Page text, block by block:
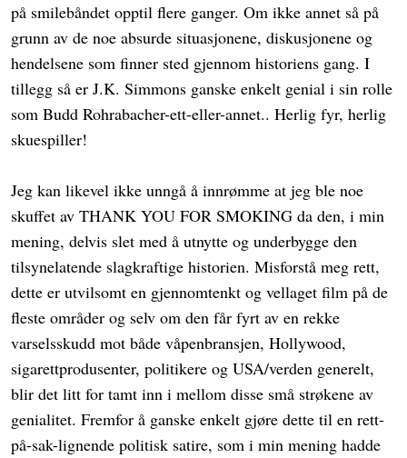
på smilebåndet opptil flere ganger. Om ikke annet så på
grunn av de noe absurde situasjonene, diskusjonene og
hendelsene som finner sted gjennom historiens gang. I
tillegg så er J.K. Simmons ganske enkelt genial i sin rolle
som Budd Rohrabacher-ett-eller-annet.. Herlig fyr, herlig
skuespiller!
Jeg kan likevel ikke unngå å innrømme at jeg ble noe
skuffet av THANK YOU FOR SMOKING da den, i min
mening, delvis slet med å utnytte og underbygge den
tilsynelatende slagkraftige historien. Misforstå meg rett,
dette er utvilsomt en gjennomtenkt og vellaget film på de
fleste områder og selv om den får fyrt av en rekke
varselsskudd mot både våpenbransjen, Hollywood,
sigarettprodusenter, politikere og USA/verden generelt,
blir det litt for tamt inn i mellom disse små strøkene av
genialitet. Fremfor å ganske enkelt gjøre dette til en rett-
på-sak-lignende politisk satire, som i min mening hadde